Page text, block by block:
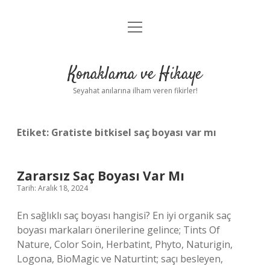
Anasayfa
Yasal Uyarı
menüyü
Konaklama ve Hikaye
Seyahat anılarına ilham veren fikirler!
Etiket: Gratiste bitkisel saç boyası var mı
Zararsız Saç Boyası Var Mı
Tarih: Aralık 18, 2024
En sağlıklı saç boyası hangisi? En iyi organik saç
boyası markaları önerilerine gelince; Tints Of
Nature, Color Soin, Herbatint, Phyto, Naturigin,
Logona, BioMagic ve Naturtint; saçı besleyen,